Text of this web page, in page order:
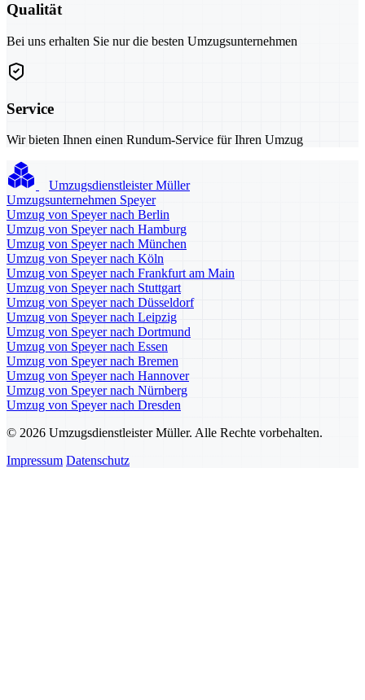
Qualität
Bei uns erhalten Sie nur die besten Umzugsunternehmen
Service
Wir bieten Ihnen einen Rundum-Service für Ihren Umzug
Umzugsdienstleister Müller
Umzugsunternehmen Speyer
Umzug von Speyer nach Berlin
Umzug von Speyer nach Hamburg
Umzug von Speyer nach München
Umzug von Speyer nach Köln
Umzug von Speyer nach Frankfurt am Main
Umzug von Speyer nach Stuttgart
Umzug von Speyer nach Düsseldorf
Umzug von Speyer nach Leipzig
Umzug von Speyer nach Dortmund
Umzug von Speyer nach Essen
Umzug von Speyer nach Bremen
Umzug von Speyer nach Hannover
Umzug von Speyer nach Nürnberg
Umzug von Speyer nach Dresden
© 2026 Umzugsdienstleister Müller. Alle Rechte vorbehalten.
Impressum Datenschutz